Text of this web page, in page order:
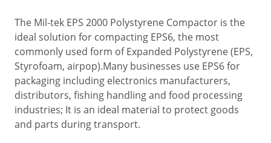
The Mil-tek EPS 2000 Polystyrene Compactor is the
ideal solution for compacting EPS6, the most
commonly used form of Expanded Polystyrene (EPS,
Styrofoam, airpop).Many businesses use EPS6 for
packaging including electronics manufacturers,
distributors, fishing handling and food processing
industries; It is an ideal material to protect goods
and parts during transport.